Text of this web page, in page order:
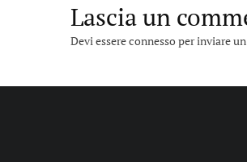
Lascia un
Devi essereconnessoper inviare